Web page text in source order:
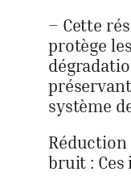
– Cette
protège
système
bruit :